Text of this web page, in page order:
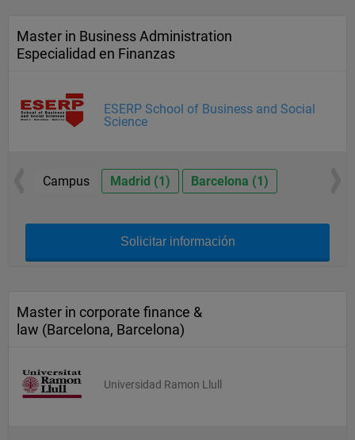
Master in Business Administration
Especialidad en Finanzas
ESERP School of Business and Social
Science
Campus Madrid (1) Barcelona (1)
Solicitar información
Master in corporate finance &
law (Barcelona, Barcelona)
Universidad Ramon Llull